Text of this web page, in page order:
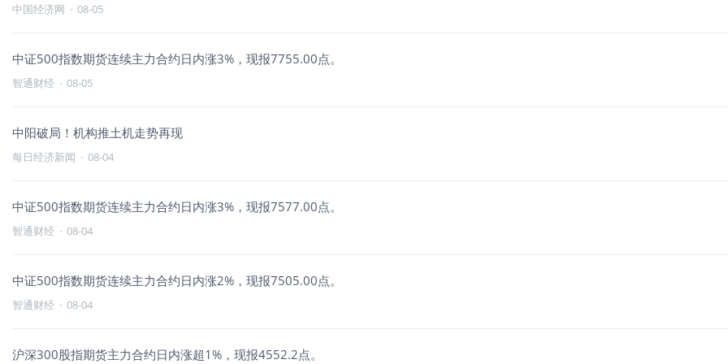
中国经济网 · 08-05
中证500指数期货连续主力合约日内涨3%，现报7755.00点。
智通财经 · 08-05
中阳破局！机构推土机走势再现
每日经济新闻 · 08-04
中证500指数期货连续主力合约日内涨3%，现报7577.00点。
智通财经 · 08-04
中证500指数期货连续主力合约日内涨2%，现报7505.00点。
智通财经 · 08-04
沪深300股指期货主力合约日内涨超1%，现报4552.2点。